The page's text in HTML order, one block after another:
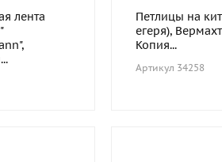
лента
Петлицы на
егеря),
Копия...
Артикул 34258